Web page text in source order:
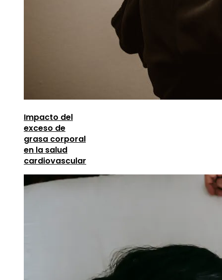
Impacto del
exceso de
grasa corporal
en la salud
cardiovascular